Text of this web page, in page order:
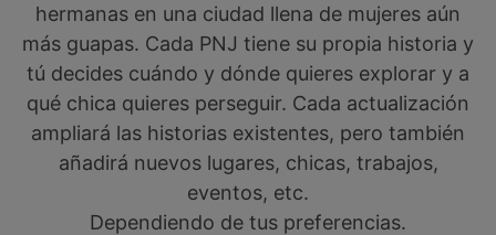
hermanas en una ciudad llena de mujeres aún
más guapas. Cada PNJ tiene su propia historia y
tú decides cuándo y dónde quieres explorar y a
qué chica quieres perseguir. Cada actualización
ampliará las historias existentes, pero también
añadirá nuevos lugares, chicas, trabajos,
eventos, etc.
Dependiendo de tus preferencias.